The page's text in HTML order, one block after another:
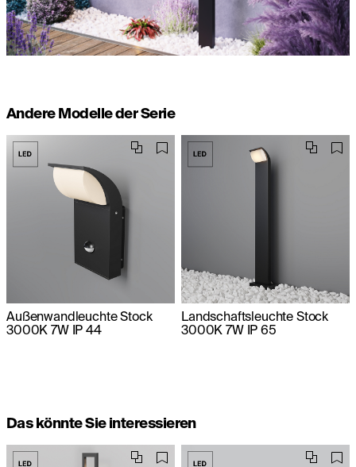
Andere Modelle der Serie
Außenwandleuchte Stock
3000K 7W IP 44
Landschaftsleuchte Stock
3000K 7W IP 65
Das könnte Sie interessieren